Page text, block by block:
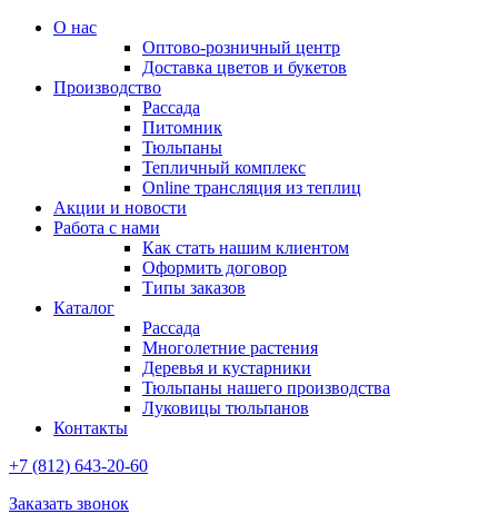
О нас
Оптово-розничный центр
Доставка цветов и букетов
Производство
Рассада
Питомник
Тюльпаны
Тепличный комплекс
Online трансляция из теплиц
Акции и новости
Работа с нами
Как стать нашим клиентом
Оформить договор
Типы заказов
Каталог
Рассада
Многолетние растения
Деревья и кустарники
Тюльпаны нашего производства
Луковицы тюльпанов
Контакты
+7 (812) 643-20-60
Заказать звонок